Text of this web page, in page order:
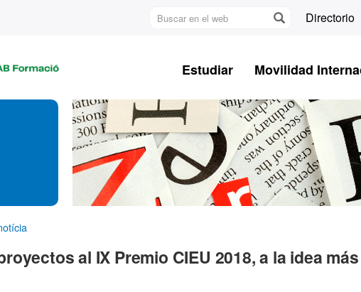
Buscar
Directorio
B
Estudiar Movilidad
al IX Premio CIEU 2018, a la idea más